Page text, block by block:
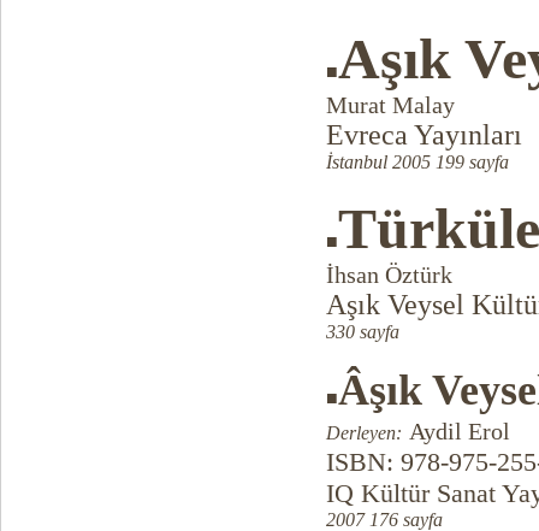
■Aşık
Murat Malay
Evreca Yayınları
İstanbul 2005 199 sayfa
■
İhsan Öztürk
Aşık Veysel
330 sayfa
■Âşık
Derleyen: Aydil Erol
ISBN: 978-975-
IQ Kültür Sanat
2007 176 sayfa